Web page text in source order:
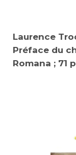
Laurence
Préface du
Romana ; 71